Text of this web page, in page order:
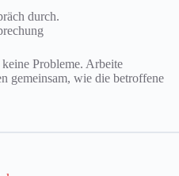
durch.
Probleme. Arbeite
gemeinsam, wie die betroffene